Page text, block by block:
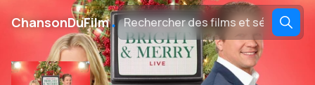
ChansonDuFilm․